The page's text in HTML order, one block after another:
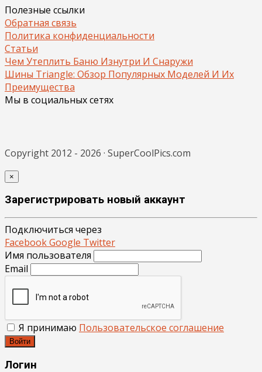
Полезные ссылки
Обратная связь
Политика конфиденциальности
Статьи
Чем Утеплить Баню Изнутри И Снаружи
Шины Triangle: Обзор Популярных Моделей И Их
Преимущества
Мы в социальных сетях
Copyright 2012 - 2026 · SuperCoolPics.com
×
Зарегистрировать новый аккаунт
Подключиться через
FacebookGoogle Twitter
Имя пользователя
Email
Я принимаю Пользовательское соглашение
Войти
Логин